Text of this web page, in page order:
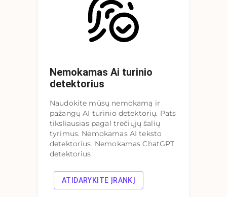
Nemokamas Ai turinio
detektorius
Naudokite mūsų nemokamą ir
pažangų AI turinio detektorių. Pats
tiksliausias pagal trečiųjų šalių
tyrimus. Nemokamas AI teksto
detektorius. Nemokamas ChatGPT
detektorius.
ATIDARYKITE ĮRANKĮ